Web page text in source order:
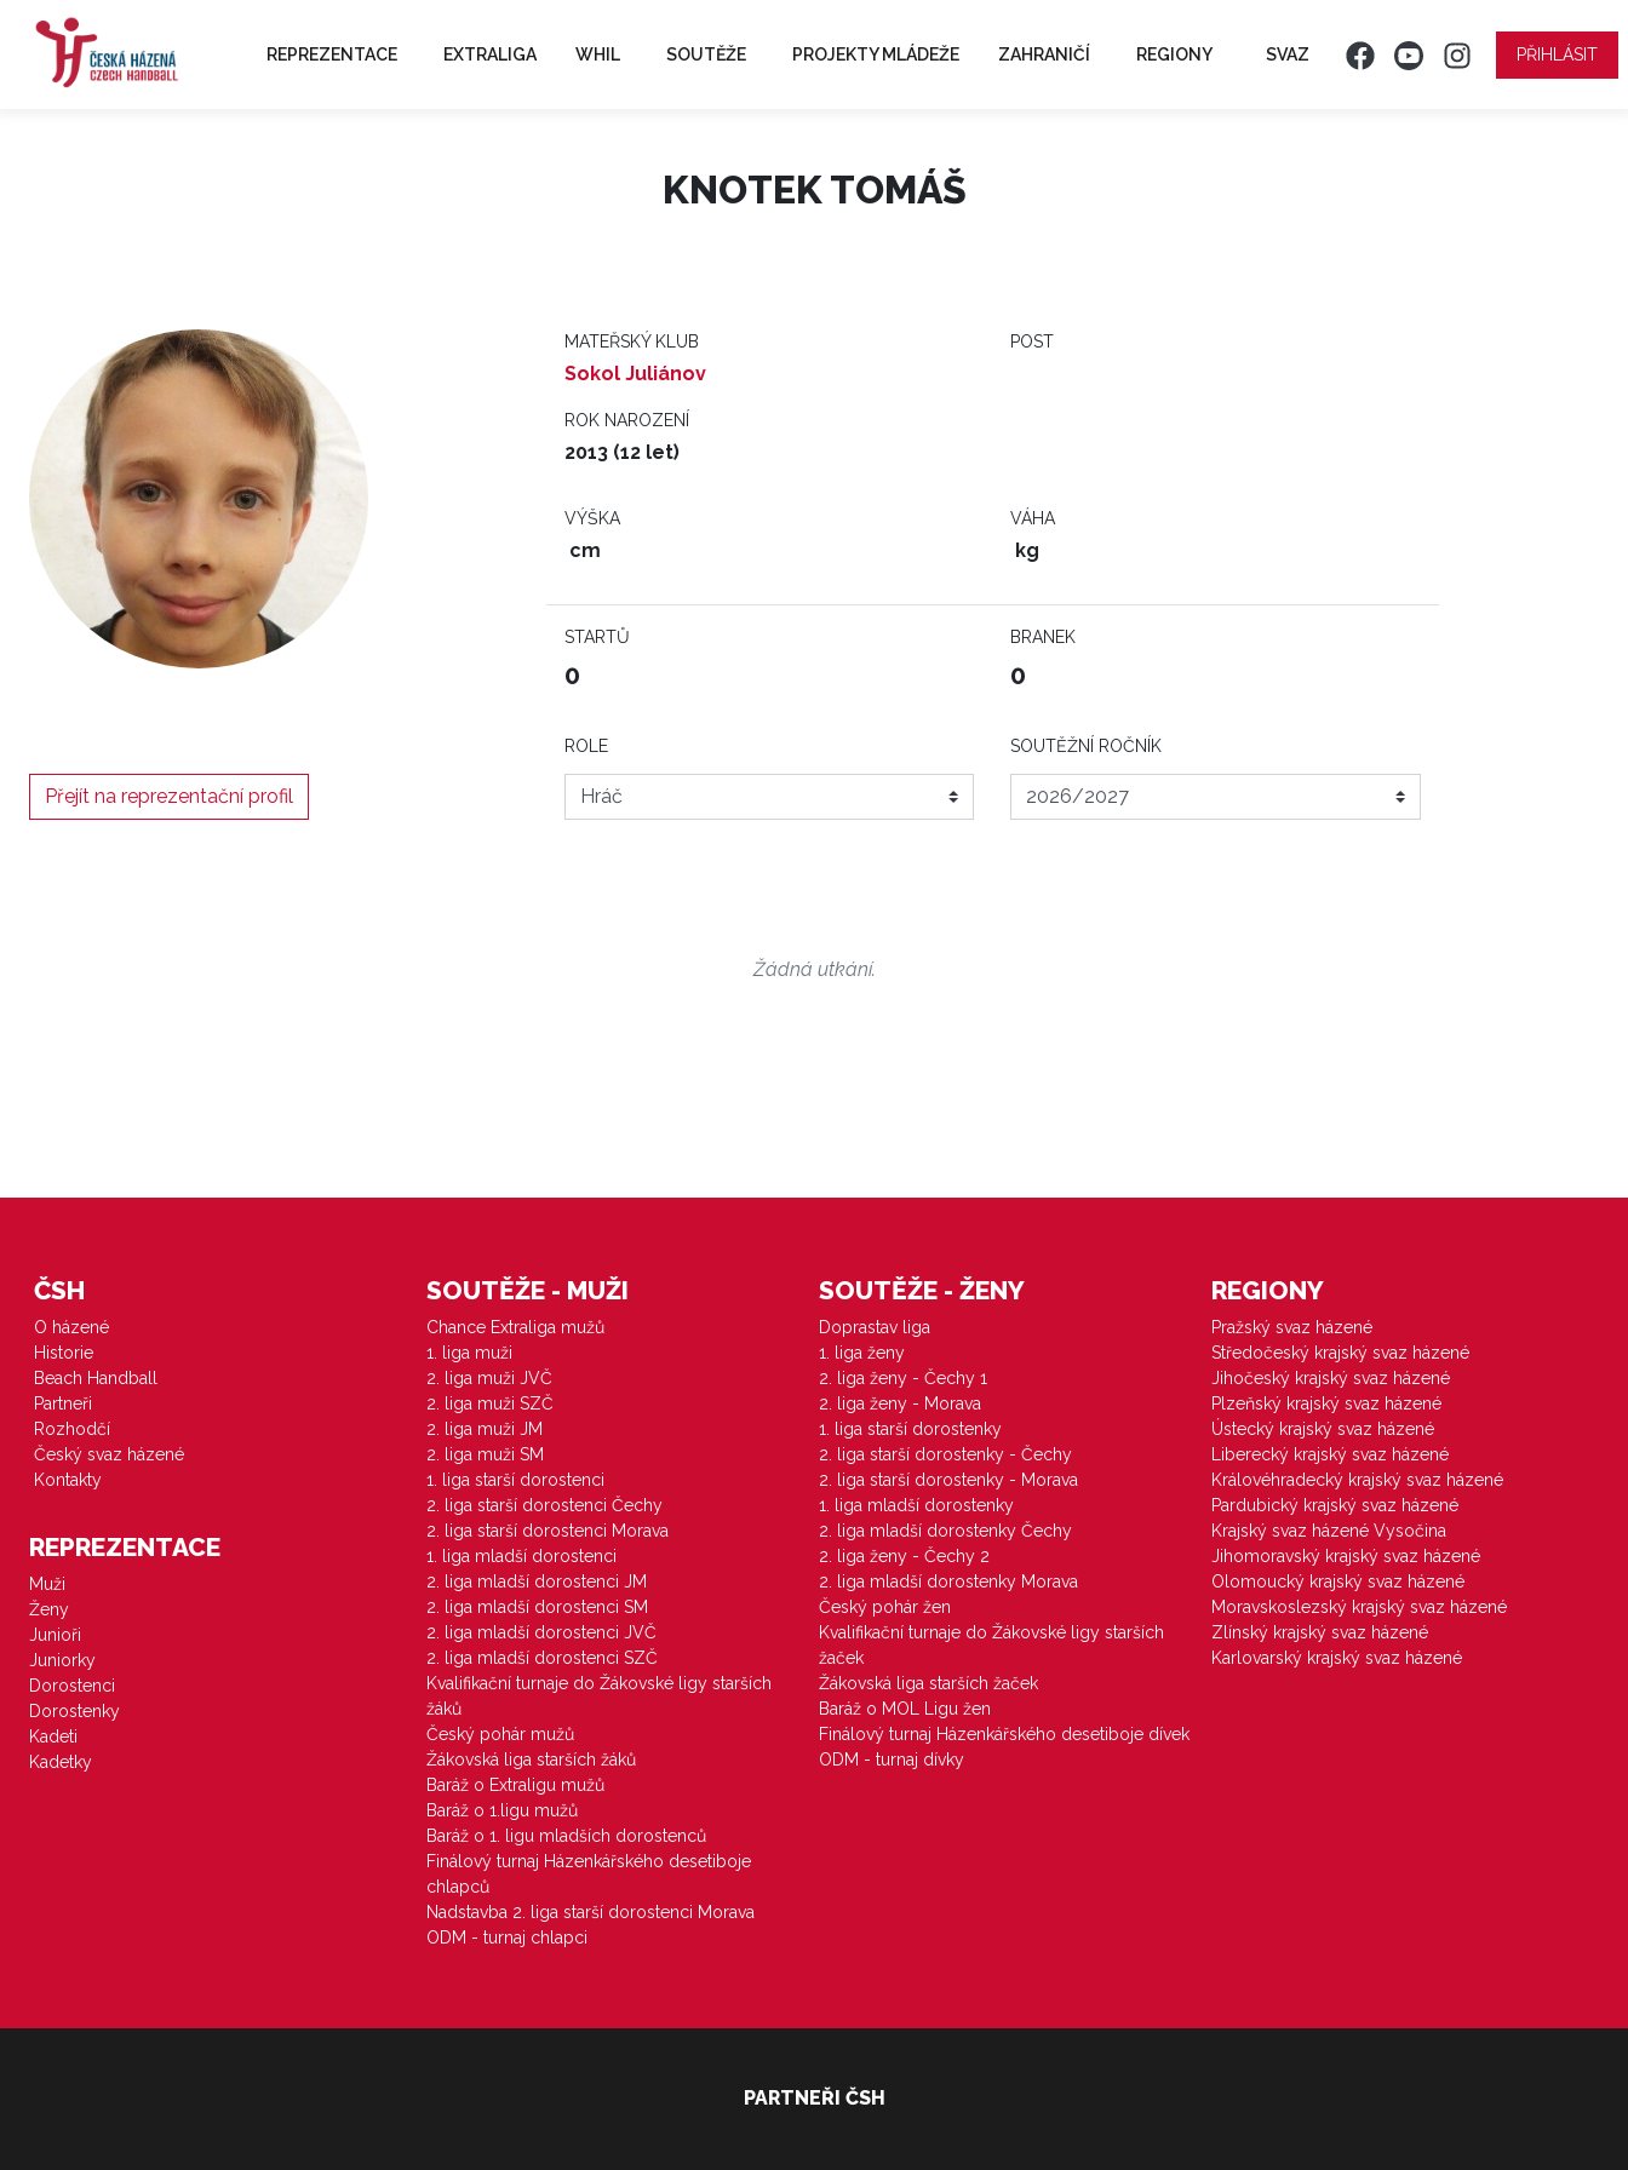
REPREZENTACE EXTRALIGA WHIL SOUTĚŽE PROJEKTY MLÁDEŽE ZAHRANIČÍ REGIONY SVAZ PŘIHLÁSIT
KNOTEK TOMÁŠ
MATEŘSKÝ KLUB
Sokol Juliánov
POST
ROK NAROZENÍ
2013 (12 let)
VÝŠKA
cm
VÁHA
kg
STARTŮ
0
BRANEK
0
Přejít na reprezentační profil
ROLE SOUTĚŽNÍ ROČNÍK
Žádná utkání.
ČSH
O házené
Historie
Beach Handball
Partneři
Rozhodčí
Český svaz házené
Kontakty
REPREZENTACE
Muži
Ženy
Junioři
Juniorky
Dorostenci
Dorostenky
Kadeti
Kadetky
SOUTĚŽE - MUŽI
Chance Extraliga mužů
1. liga muži
2. liga muži JVČ
2. liga muži SZČ
2. liga muži JM
2. liga muži SM
1. liga starší dorostenci
2. liga starší dorostenci Čechy
2. liga starší dorostenci Morava
1. liga mladší dorostenci
2. liga mladší dorostenci JM
2. liga mladší dorostenci SM
2. liga mladší dorostenci JVČ
2. liga mladší dorostenci SZČ
Kvalifikační turnaje do Žákovské ligy starších
žáků
Český pohár mužů
Žákovská liga starších žáků
Baráž o Extraligu mužů
Baráž o 1.ligu mužů
Baráž o 1. ligu mladších dorostenců
Finálový turnaj Házenkářského desetiboje
chlapců
Nadstavba 2. liga starší dorostenci Morava
ODM - turnaj chlapci
SOUTĚŽE - ŽENY
Doprastav liga
1. liga ženy
2. liga ženy - Čechy 1
2. liga ženy - Morava
1. liga starší dorostenky
2. liga starší dorostenky - Čechy
2. liga starší dorostenky - Morava
1. liga mladší dorostenky
2. liga mladší dorostenky Čechy
2. liga ženy - Čechy 2
2. liga mladší dorostenky Morava
Český pohár žen
Kvalifikační turnaje do Žákovské ligy starších
žaček
Žákovská liga starších žaček
Baráž o MOL Ligu žen
Finálový turnaj Házenkářského desetiboje dívek
ODM - turnaj dívky
REGIONY
Pražský svaz házené
Středočeský krajský svaz házené
Jihočeský krajský svaz házené
Plzeňský krajský svaz házené
Ústecký krajský svaz házené
Liberecký krajský svaz házené
Královéhradecký krajský svaz házené
Pardubický krajský svaz házené
Krajský svaz házené Vysočina
Jihomoravský krajský svaz házené
Olomoucký krajský svaz házené
Moravskoslezský krajský svaz házené
Zlínský krajský svaz házené
Karlovarský krajský svaz házené
PARTNEŘI ČSH